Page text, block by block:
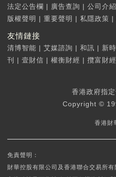
法定公告欄 | 廣告查詢 | 公司介紹
版權聲明 | 重要聲明 | 私隱政策 |
友情鏈接
清博智能 | 艾媒諮詢 | 和訊 | 新
刊
| 壹財信 | 權衡財經 | 攬富財經
香港政府指
Copyright ©
香港財
免責聲明：
財華控股有限公司及香港聯合交易所